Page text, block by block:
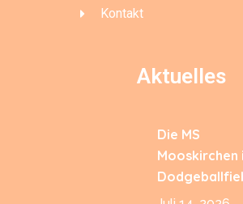
Kontakt
Aktuelles
Die MS
Mooskirchen